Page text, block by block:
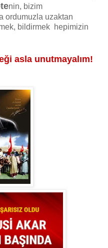
nin, bizim
ordumuzla uzaktan
bildirmek hepimizin
asla unutmayalım!